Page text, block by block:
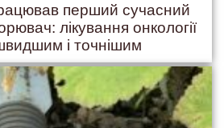
перший сучасний
лікування онкології
і точнішим